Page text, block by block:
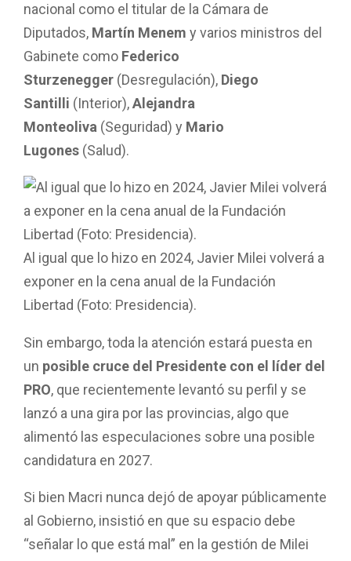
nacional como el titular de la Cámara de
Diputados, Martín Menem y varios ministros del
Gabinete como Federico
Sturzenegger (Desregulación), Diego
Santilli (Interior),Alejandra
Monteoliva (Seguridad) y Mario
Lugones (Salud).
Al igual que lo hizo en 2024, Javier Milei volverá a
exponer en la cena anual de la Fundación
Libertad (Foto: Presidencia).
Sin embargo, toda la atención estará puesta en
un posible cruce del Presidente con el líder del
PRO, que recientemente levantó su perfil y se
lanzó a una gira por las provincias, algo que
alimentó las especulaciones sobre una posible
candidatura en 2027.
Si bien Macri nunca dejó de apoyar públicamente
al Gobierno, insistió en que su espacio debe
“señalar lo que está mal” en la gestión de Milei